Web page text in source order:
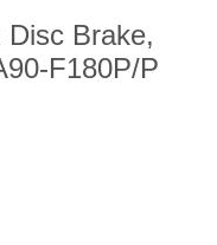
Disc Brake,
F180P/P